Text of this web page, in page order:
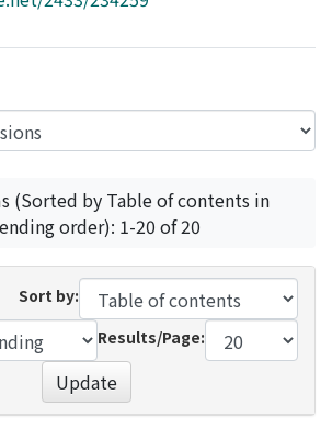
(Sorted by Table of contents in
order): 1-20 of 20
Sort by:
Results/Page:
Update